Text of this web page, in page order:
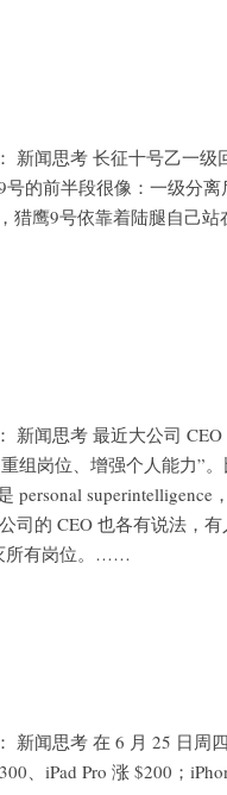
新闻思考 长征十号乙一
号的前半段很像：一级分
猎鹰9号依靠着陆腿自己
新闻思考 最近大公司
组岗位、增强个人能力”
superintelligence
司的 CEO 也各有说法，
所有岗位。……
新闻思考 在 6 月 25 日周
、iPad Pro 涨 $200；